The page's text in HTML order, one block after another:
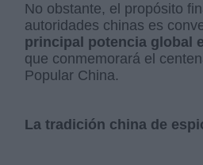
No obstante, el propósito
autoridades chinas es
principal potencia global
que conmemorará el
Popular China.
La tradición china de